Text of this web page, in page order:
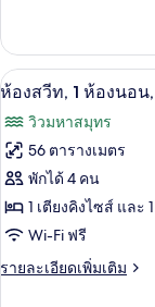
sofabed)
1
sofabed)
ระเบียง
(Gulf
เกี่ยว
กับ
ห้อง
หลาย
เตียง,
ระเบียง
(Gulf
เปิด
ภาพถ่าย
ทั้งหมด
ของ
ห้อง
สวีท,
1
6
ห้องสวีท, 1 ห้องนอน
วิวมหาสมุทร
56 ตารางเมตร
พักได้ 4 คน
1 เตียงคิงไซส์ แล
Wi-Fi ฟรี
รายละเอียดเพิ่มเติม
ราย